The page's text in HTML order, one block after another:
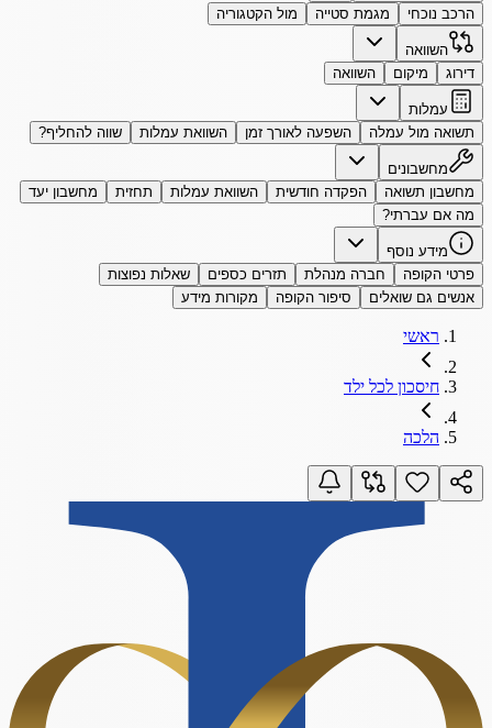
הרכב נוכחי
מגמת סטייה מול הקטגוריה
השוואה
דירוג
מיקום השוואה
עמלות
תשואה מול עמלה
השפעה לאורך זמן השוואת עמלות שווה להחליף?
מחשבונים
מחשבון תשואה
הפקדה חודשית השוואת עמלות תחזית
מחשבון יעד
מה אם עברתי?
מידע נוסף
פרטי הקופה
חברה מנהלת תזרים כספים
שאלות נפוצות
אנשים גם שואלים
סיפור הקופה מקורות מידע
ראשי
חיסכון לכל ילד
הלכה